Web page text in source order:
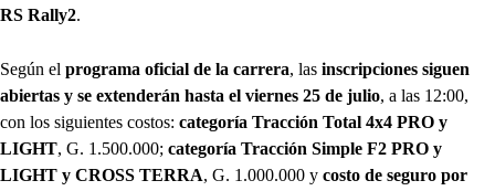
RS Rally2.
Según el programa oficial de la carrera, las inscripciones siguen
abiertas y se extenderán hasta el viernes 25 de julio, a las 12:00,
con los siguientes costos: categoría Tracción Total 4x4 PRO y
LIGHT, G. 1.500.000; categoría Tracción Simple F2 PRO y
LIGHT y CROSS TERRA, G. 1.000.000 y costo de seguro por